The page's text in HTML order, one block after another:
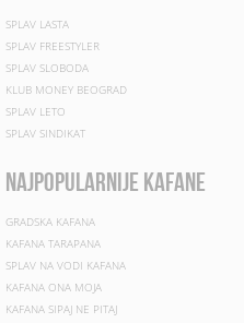
SPLAV LASTA
SPLAV FREESTYLER
SPLAV SLOBODA
KLUB MONEY BEOGRAD
SPLAV LETO
SPLAV SINDIKAT
najpopularnije kafane
GRADSKA KAFANA
KAFANA TARAPANA
SPLAV NA VODI KAFANA
KAFANA ONA MOJA
KAFANA SIPAJ NE PITAJ